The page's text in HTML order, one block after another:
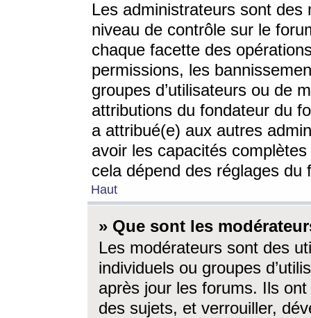
Les administrateurs sont
niveau de contrôle sur le
chaque facette des
permissions, les
groupes d’utilisateurs ou de
attributions du fondateur du
a attribué(e) aux autres
avoir les capacités
cela dépend des réglages du
Haut
» Que sont les
Les modérateurs sont des
individuels ou groupes
après jour les forums. Ils ont
des sujets, et verrouiller,